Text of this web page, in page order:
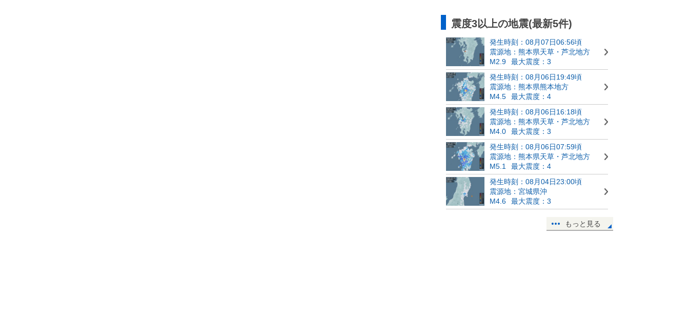
震度3以上の地震(最新5件)
発生時刻：08月07日06:56頃
震源地：熊本県天草・芦北地方
M2.9
最大震度：3
発生時刻：08月06日19:49頃
震源地：熊本県熊本地方
M4.5
最大震度：4
発生時刻：08月06日16:18頃
震源地：熊本県天草・芦北地方
M4.0
最大震度：3
発生時刻：08月06日07:59頃
震源地：熊本県天草・芦北地方
M5.1
最大震度：4
発生時刻：08月04日23:00頃
震源地：宮城県沖
M4.6
最大震度：3
もっと見る